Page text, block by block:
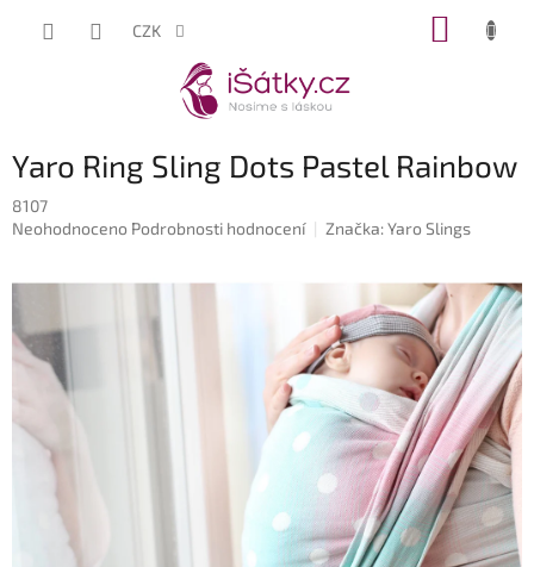
CZK
Yaro Ring Sling Dots Pastel Rainbow
8107
Průměrné
z
5
hvězdiček.
Neohodnoceno Podrobnosti hodnocení Značka:Yaro Slings